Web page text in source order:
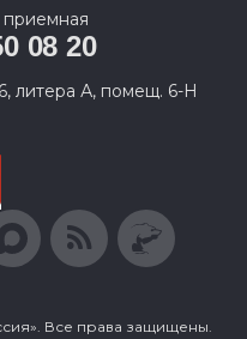
08 20
литера А, помещ. 6-Н
Все права защищены.